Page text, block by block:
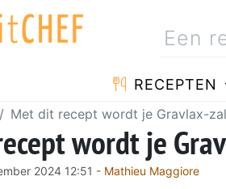
RECEPTEN
Met dit recept wordt je Gravlax-
wordt je
2024 12:51 - Mathieu Maggiore